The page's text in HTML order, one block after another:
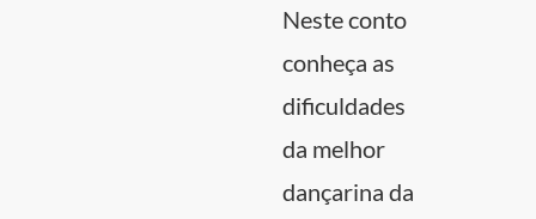
Neste conto
conheça as
dificuldades
da melhor
dançarina da